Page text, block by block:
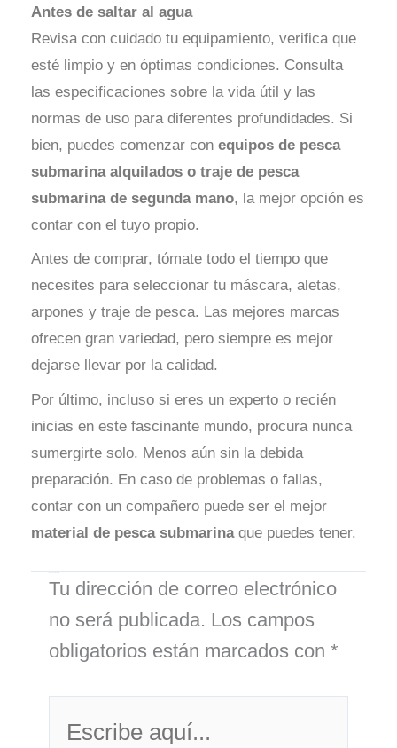
Antes de saltar al agua
Revisa con cuidado tu equipamiento, verifica que
esté limpio y en óptimas condiciones. Consulta
las especificaciones sobre la vida útil y las
normas de uso para diferentes profundidades. Si
bien, puedes comenzar con equipos de pesca
submarina alquilados o traje de pesca
submarina de segunda mano, la mejor opción es
contar con el tuyo propio.
Antes de comprar, tómate todo el tiempo que
necesites para seleccionar tu máscara, aletas,
arpones y traje de pesca. Las mejores marcas
ofrecen gran variedad, pero siempre es mejor
dejarse llevar por la calidad.
Por último, incluso si eres un experto o recién
inicias en este fascinante mundo, procura nunca
sumergirte solo. Menos aún sin la debida
preparación. En caso de problemas o fallas,
contar con un compañero puede ser el mejor
material de pesca submarinaque puedes tener.
Tu dirección de correo electrónico
no será publicada. Los campos
obligatorios están marcados con *
aquí...